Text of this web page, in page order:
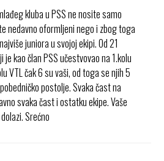
kluba u PSS ne nosite samo
nedavno oformljeni nego i zbog toga
juniora u svojoj ekipi. Od 21
je kao član PSS učestvovao na 1.kolu
VTL čak 6 su vaši, od toga se njih 5
postolje. Svaka čast na
svaka čast i ostatku ekipe. Vaše
Srećno